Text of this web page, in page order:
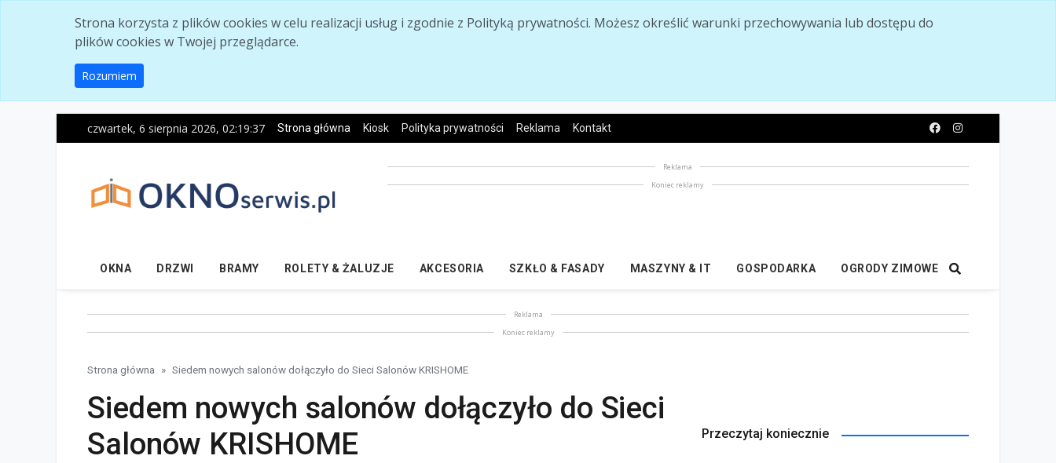
Strona korzysta z plików cookies w celu realizacji usług i zgodnie z Polityką prywatności. Możesz określić warunki przechowywania lub dostępu do
plików cookies w Twojej przeglądarce.
Rozumiem
czwartek, 6 sierpnia 2026, 02:19:39 Strona główna Kiosk Polityka prywatności Reklama Kontakt
Reklama
Koniec reklamy
OKNA DRZWI BRAMY ROLETY & ŻALUZJE AKCESORIA SZKŁO & FASADY MASZYNY & IT GOSPODARKA OGRODY ZIMOWE
Reklama
Koniec reklamy
Strona główna Siedem nowych salonów dołączyło do Sieci Salonów KRISHOME
Siedem nowych salonów dołączyło do Sieci
Salonów KRISHOME
Przeczytaj koniecznie